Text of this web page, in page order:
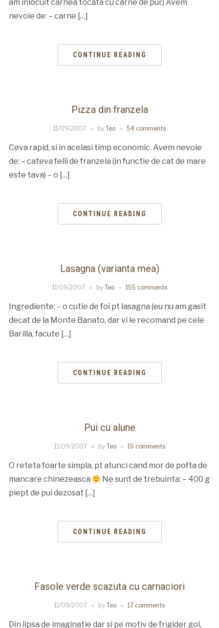
am inlocuit carnea tocata cu carne de pui:) Avem
nevoie de: – carne […]
CONTINUE READING
Pizza din franzela
11/09/2007 by Teo 54 comments
Ceva rapid, si in acelasi timp economic. Avem nevoie
de: – cateva felii de franzela (in functie de cat de mare
este tava) – o […]
CONTINUE READING
Lasagna (varianta mea)
11/09/2007 by Teo 155 comments
Ingrediente: – o cutie de foi pt lasagna (eu nu am gasit
decat de la Monte Banato, dar vi le recomand pe cele
Barilla, facute […]
CONTINUE READING
Pui cu alune
11/09/2007 by Teo 16 comments
O reteta foarte simpla, pt atunci cand mor de pofta de
mancare chinezeasca
Ne sunt de trebuinta: – 400 g
piept de pui dezosat […]
CONTINUE READING
Fasole verde scazuta cu carnaciori
11/09/2007 by Teo 17 comments
Din lipsa de imaginatie dar si pe motiv de frigider gol,